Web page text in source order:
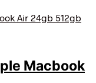
Macbook